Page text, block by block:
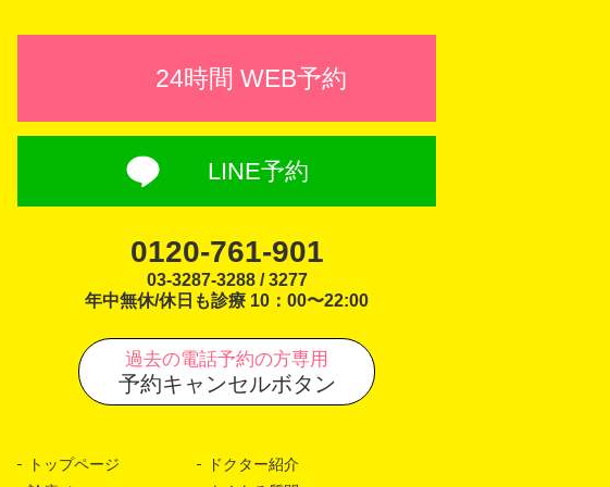
24時間 WEB予約
LINE予約
0120-761-901
03-3287-3288 / 3277
年中無休/休日も診療 10：00〜22:00
過去の電話予約の方専用
予約キャンセルボタン
トップページ
ドクター紹介